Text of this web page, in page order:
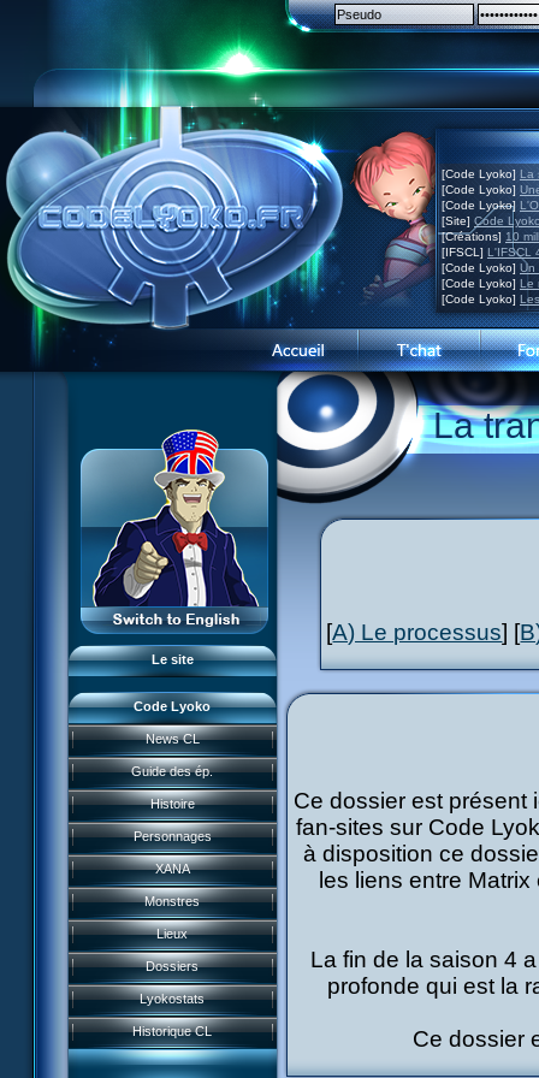
[Code Lyoko] La
[Code Lyoko]
[Code Lyoko]
[Site] Code
[Créations] 10
[IFSCL] L'IFSCL
[Code Lyoko] Un
[Code Lyoko] Le
[Code Lyoko]
Le site
Visite guidée
Inscription
Contact
Concours
L'équipe
LyokoRéseau
Professionnels
Code Lyoko
News CL
Guide des ép.
Histoire
Personnages
XANA
Monstres
Lieux
Dossiers
Lyokostats
Historique CL
News CL
Guide des ép.
Histoire
Personnages
Acteurs
XANA
Monstres
Lieux
Dossiers
Lyokostats
Garage Kids
Bande dessinée
CL Chronicles
Évènements CL
Musiques
Vidéos
Renders & images HD
Jeu FR3
La
[A) Le processus] [
Ce dossier est présent
fan-sites sur Code
à disposition ce
les liens entre
La fin de la saison 4
profonde qui est la
Ce dossier